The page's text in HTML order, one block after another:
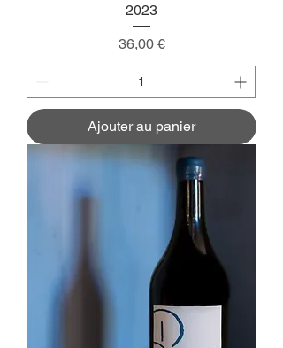
2023
Prix
36,00 €
Ajouter au panier